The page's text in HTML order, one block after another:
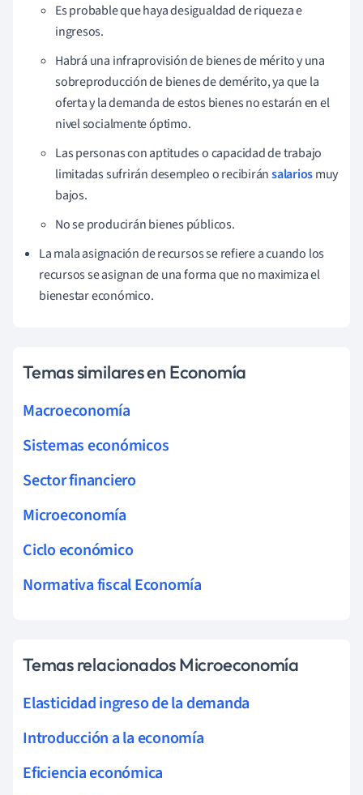
Es probable que haya desigualdad de riqueza e
ingresos.
Habrá una infraprovisión de bienes de mérito y una
sobreproducción de bienes de demérito, ya que la
oferta y la demanda de estos bienes no estarán en el
nivel socialmente óptimo.
Las personas con aptitudes o capacidad de trabajo
limitadas sufrirán desempleo o recibiránsalariosmuy
bajos.
No se producirán bienes públicos.
La mala asignación de recursos se refiere a cuando los
recursos se asignan de una forma que no maximiza el
bienestar económico.
Temas similares en Economía
Macroeconomía
Sistemas económicos
Sector financiero
Microeconomía
Ciclo económico
Normativa fiscal Economía
Temas relacionados Microeconomía
Elasticidad ingreso de la demanda
Introducción a la economía
Eficiencia económica